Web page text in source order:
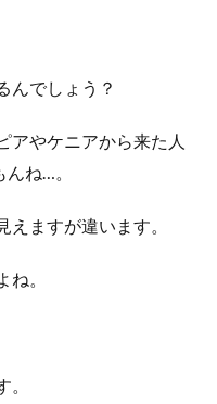
んでしょう？
アやケニアから来た人
ね…。
えますが違います。
。